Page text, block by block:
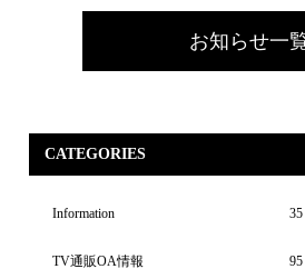
お知らせ一
CATEGORIES
Information 35
TV通販OA情報 95